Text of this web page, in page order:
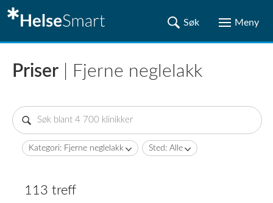
Priser | Fjerne neglelakk
Kategori: Fjerne neglelakk Sted: Alle
113 treff